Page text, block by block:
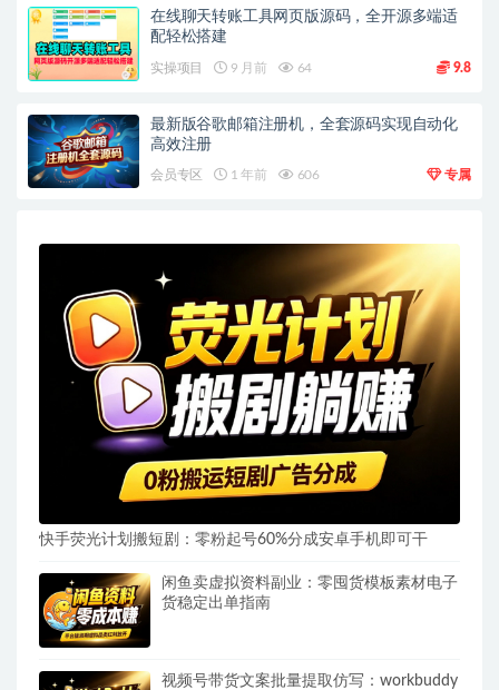
在线聊天转账工具网页版源码，全开源多端适
配轻松搭建
实操项目 9 月前 64 9.8
最新版谷歌邮箱注册机，全套源码实现自动化
高效注册
会员专区 1 年前 606 专属
快手荧光计划搬短剧：零粉起号60%分成安卓手机即可干
闲鱼卖虚拟资料副业：零囤货模板素材电子
货稳定出单指南
视频号带货文案批量提取仿写：workbuddy